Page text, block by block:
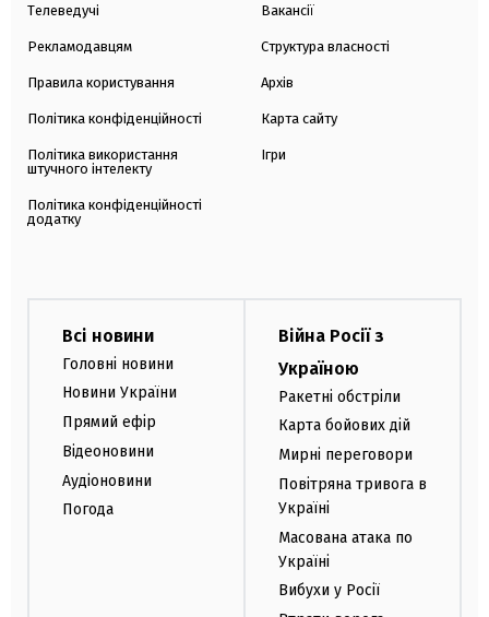
Телеведучі
Рекламодавцям
Правила користування
Політика конфіденційності
Політика використання
штучного інтелекту
Політика конфіденційності
додатку
Вакансії
Структура власності
Архів
Карта сайту
Ігри
Всі новини
Головні новини
Новини України
Прямий ефір
Відеоновини
Аудіоновини
Погода
Війна Росії з
Україною
Ракетні обстріли
Карта бойових дій
Мирні переговори
Повітряна тривога в
Україні
Масована атака по
Україні
Вибухи у Росії